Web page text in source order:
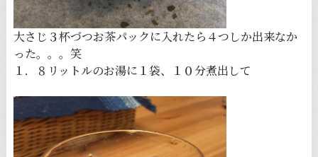
大さじ３杯づつお茶パックに入れたら４つしか出来なか
った。。。笑
１．８リットルのお湯に１袋、１０分煮出して